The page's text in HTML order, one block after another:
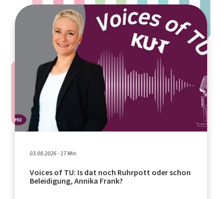
03.08.2026 - 17 Min.
Voices of TU: Is dat noch Ruhrpott oder schon
Beleidigung, Annika Frank?